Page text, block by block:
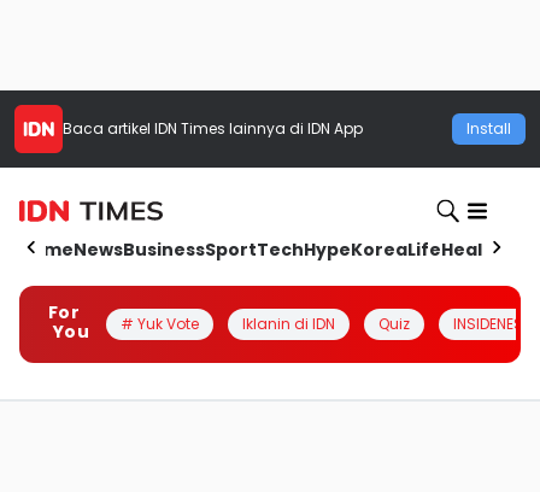
Baca artikel IDN Times lainnya di IDN App Install
HomeNewsBusinessSportTechHypeKoreaLifeHealth
For
You
# Yuk Vote Iklanin di IDN Quiz INSIDENESIA